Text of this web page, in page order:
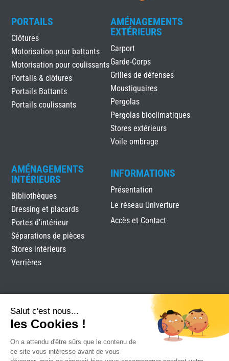
PORTAILS
Clôtures
Motorisation pour battants
Motorisation pour coulissants
Portails & clôtures
Portails Battants
Portails coulissants
AMÉNAGEMENTS
EXTÉRIEURS
Carport
Garde-Corps
Grilles de défenses
Moustiquaires
Pergolas
Pergolas bioclimatiques
Stores extérieurs
Voile ombrage
AMÉNAGEMENTS
INTÉRIEURS
Bibliothèques
Dressing et placards
Portes d’intérieur
Séparations de pièces
Stores intérieurs
Verrières
INFORMATIONS
Présentation
Le réseau Univerture
Accès et Contact
Labels Menuiserie Royan|Mentions légales
Salut c'est nous...
les Cookies !
On a attendu d'être sûrs que le contenu de
ce site vous intéresse avant de vous